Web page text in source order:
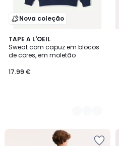
Nova coleção
TAPE A L'OEIL
Sweat com capuz em blocos
de cores, em moletão
17.99 €
2
Cores